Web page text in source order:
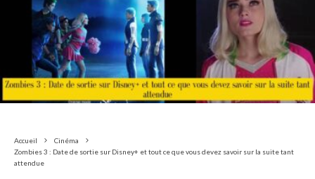
Accueil
Cinéma
Zombies 3 : Date de sortie sur Disney+ et tout ce que vous devez savoir sur la suite tant
attendue